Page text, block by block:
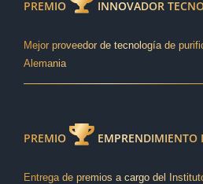
PREMIO INNOVADOR
Mejor proveedor de tecnología de
Alemania
PREMIO EMPRENDIMIENTO
Entrega de premios a cargo del